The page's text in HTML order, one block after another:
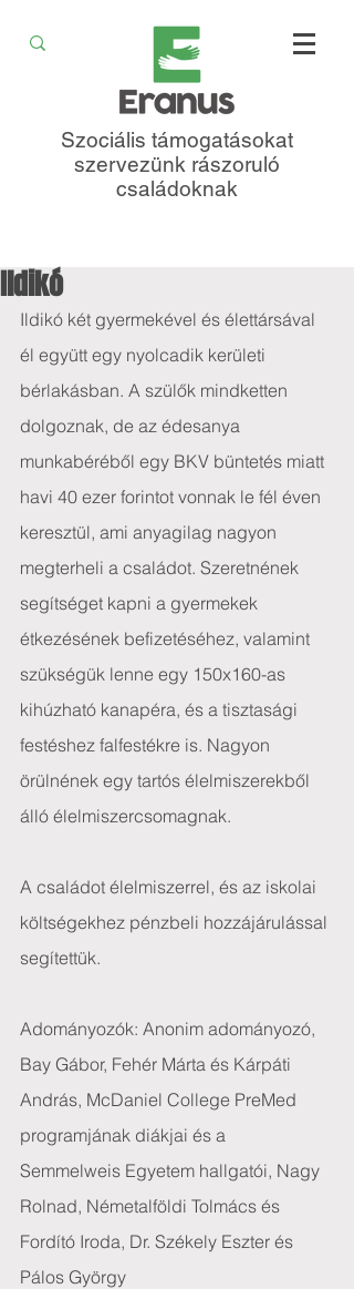
Szociális támogatásokat
szervezünk rászoruló
családoknak
Ildikó
Ildikó két gyermekével és élettársával
él együtt egy nyolcadik kerületi
bérlakásban. A szülők mindketten
dolgoznak, de az édesanya
munkabéréből egy BKV büntetés miatt
havi 40 ezer forintot vonnak le fél éven
keresztül, ami anyagilag nagyon
megterheli a családot. Szeretnének
segítséget kapni a gyermekek
étkezésének befizetéséhez, valamint
szükségük lenne egy 150x160-as
kihúzható kanapéra, és a tisztasági
festéshez falfestékre is. Nagyon
örülnének egy tartós élelmiszerekből
álló élelmiszercsomagnak.
A családot élelmiszerrel, és az iskolai
költségekhez pénzbeli hozzájárulással
segítettük.
Adományozók: Anonim adományozó,
Bay Gábor, Fehér Márta és Kárpáti
András, McDaniel College PreMed
programjának diákjai és a
Semmelweis Egyetem hallgatói, Nagy
Rolnad, Németalföldi Tolmács és
Fordító Iroda, Dr. Székely Eszter és
Pálos György